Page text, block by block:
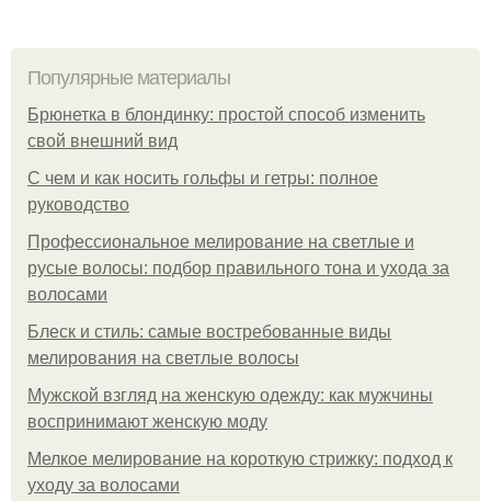
Популярные материалы
Брюнетка в блондинку: простой способ изменить
свой внешний вид
С чем и как носить гольфы и гетры: полное
руководство
Профессиональное мелирование на светлые и
русые волосы: подбор правильного тона и ухода за
волосами
Блеск и стиль: самые востребованные виды
мелирования на светлые волосы
Мужской взгляд на женскую одежду: как мужчины
воспринимают женскую моду
Мелкое мелирование на короткую стрижку: подход к
уходу за волосами